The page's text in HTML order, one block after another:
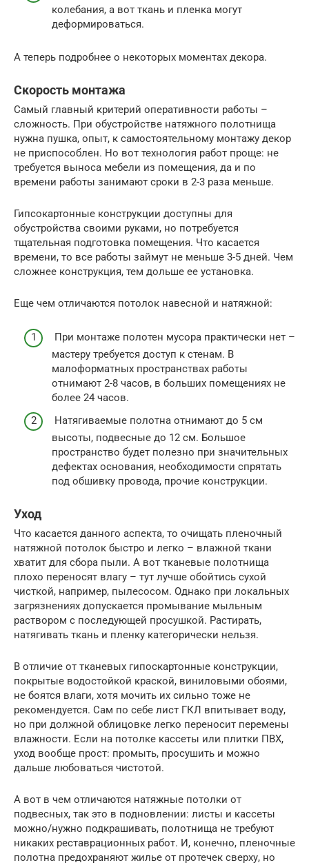
колебания, а вот ткань и пленка могут
деформироваться.
А теперь подробнее о некоторых моментах декора.
Скорость монтажа
Самый главный критерий оперативности работы –
сложность. При обустройстве натяжного полотнища
нужна пушка, опыт, к самостоятельному монтажу декор
не приспособлен. Но вот технология работ проще: не
требуется выноса мебели из помещения, да и по
времени работы занимают сроки в 2-3 раза меньше.
Гипсокартонные конструкции доступны для
обустройства своими руками, но потребуется
тщательная подготовка помещения. Что касается
времени, то все работы займут не меньше 3-5 дней. Чем
сложнее конструкция, тем дольше ее установка.
Еще чем отличаются потолок навесной и натяжной:
При монтаже полотен мусора практически нет –
мастеру требуется доступ к стенам. В
малоформатных пространствах работы
отнимают 2-8 часов, в больших помещениях не
более 24 часов.
Натягиваемые полотна отнимают до 5 см
высоты, подвесные до 12 см. Большое
пространство будет полезно при значительных
дефектах основания, необходимости спрятать
под обшивку провода, прочие конструкции.
Уход
Что касается данного аспекта, то очищать пленочный
натяжной потолок быстро и легко – влажной ткани
хватит для сбора пыли. А вот тканевые полотнища
плохо переносят влагу – тут лучше обойтись сухой
чисткой, например, пылесосом. Однако при локальных
загрязнениях допускается промывание мыльным
раствором с последующей просушкой. Растирать,
натягивать ткань и пленку категорически нельзя.
В отличие от тканевых гипоскартонные конструкции,
покрытые водостойкой краской, виниловыми обоями,
не боятся влаги, хотя мочить их сильно тоже не
рекомендуется. Сам по себе лист ГКЛ впитывает воду,
но при должной облицовке легко переносит перемены
влажности. Если на потолке кассеты или плитки ПВХ,
уход вообще прост: промыть, просушить и можно
дальше любоваться чистотой.
А вот в чем отличаются натяжные потолки от
подвесных, так это в подновлении: листы и кассеты
можно/нужно подкрашивать, полотнища не требуют
никаких реставрационных работ. И, конечно, пленочные
полотна предохраняют жилье от протечек сверху, но